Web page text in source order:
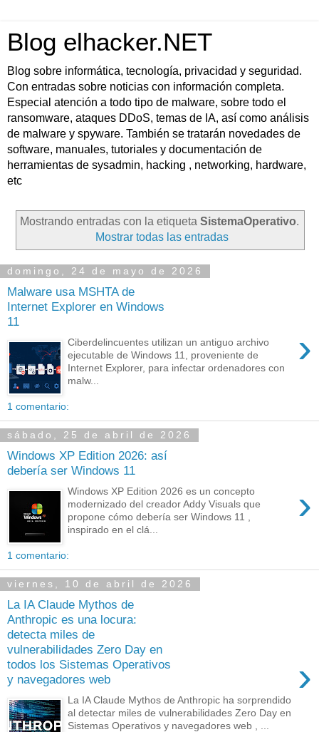
Blog elhacker.NET
Blog sobre informática, tecnología, privacidad y seguridad.
Con entradas sobre noticias con información completa.
Especial atención a todo tipo de malware, sobre todo el
ransomware, ataques DDoS, temas de IA, así como análisis
de malware y spyware. También se tratarán novedades de
software, manuales, tutoriales y documentación de
herramientas de sysadmin, hacking , networking, hardware,
etc
Mostrando entradas con la etiqueta SistemaOperativo.
Mostrar todas las entradas
domingo, 24 de mayo de 2026
Malware usa MSHTA de
Internet Explorer en Windows
11
›
Ciberdelincuentes utilizan un antiguo archivo
ejecutable de Windows 11, proveniente de
Internet Explorer, para infectar ordenadores con
malw...
1 comentario:
sábado, 25 de abril de 2026
Windows XP Edition 2026: así
debería ser Windows 11
›
Windows XP Edition 2026 es un concepto
modernizado del creador Addy Visuals que
propone cómo debería ser Windows 11 ,
inspirado en el clá...
1 comentario:
viernes, 10 de abril de 2026
La IA Claude Mythos de
Anthropic es una locura:
detecta miles de
vulnerabilidades Zero Day en
todos los Sistemas Operativos
y navegadores web
›
La IA Claude Mythos de Anthropic ha sorprendido
al detectar miles de vulnerabilidades Zero Day en
Sistemas Operativos y navegadores web , ...